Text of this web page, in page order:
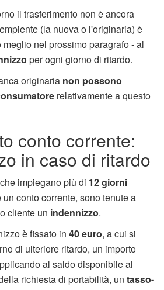
il trasferimento non è ancora
(la nuova o l'originaria) è
nel prossimo paragrafo - al
per ogni giorno di ritardo.
originaria non possono
relativamente a questo
conto corrente:
in caso di ritardo
impiegano più di 12 giorni
un conto corrente, sono tenute a
cliente un indennizzo.
è fissato in40 euro, a cui si
di ulteriore ritardo, un importo
al saldo disponibile al
richiesta di portabilità, untasso-